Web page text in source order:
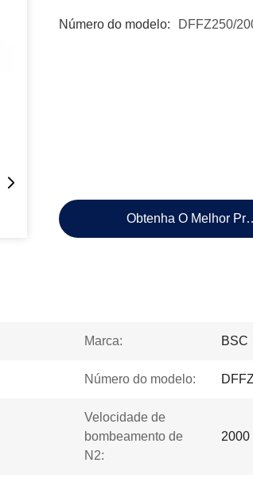
Número do modelo: DFFZ250/
Obtenha O Melhor
Marca: BSC
Número do modelo:
Velocidade de
bombeamento de
N2:
2000